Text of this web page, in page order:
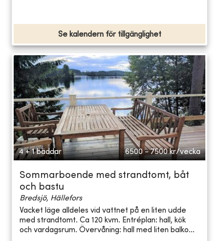
Se kalendern för tillgänglighet
4 + 1 bäddar 6500 - 7500 kr/vecka
Sommarboende med strandtomt, båt
och bastu
Bredsjö, Hällefors
Vacket läge alldeles vid vattnet på en liten udde
med strandtomt. Ca 120 kvm. Entréplan: hall, kök
och vardagsrum. Övervåning: hall med liten balko...